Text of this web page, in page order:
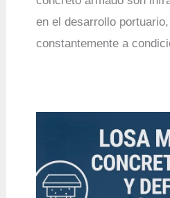
en el desarrollo
constantemente a